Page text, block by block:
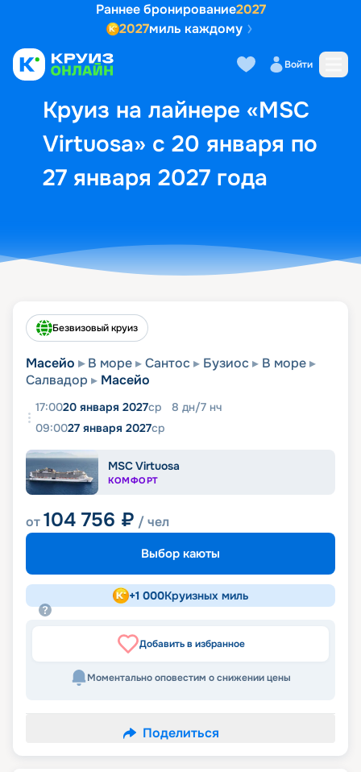
Раннее бронирование2027
2027миль каждому
Войти
Круиз на лайнере «MSC
Virtuosa» с 20 января по
27 января 2027 года
Выбор кают Маршрут и
Безвизовый круиз
Масейо В море Сантос Бузиос
В море
Салвадор
Масейо
17:0020 января 2027ср 8 дн/7 нч
09:0027 января 2027ср
MSC Virtuosa
КОМФОРТ
от104 756 ₽ / чел
Выбор каюты
+1 000Круизных миль
Добавить в избранное
Моментально оповестим о снижении цены
Поделиться